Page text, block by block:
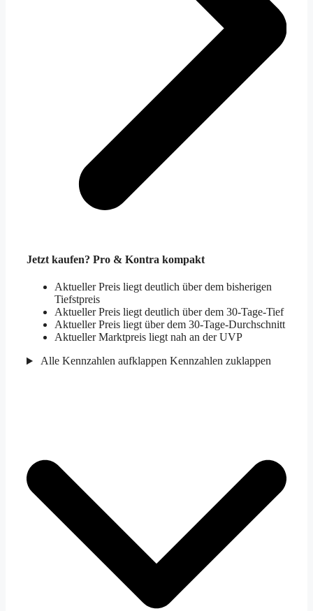
Jetzt kaufen? Pro & Kontra kompakt
Aktueller Preis liegt deutlich über dem bisherigen
Tiefstpreis
Aktueller Preis liegt deutlich über dem 30-Tage-Tief
Aktueller Preis liegt über dem 30-Tage-Durchschnitt
Aktueller Marktpreis liegt nah an der UVP
Alle Kennzahlen aufklappen Kennzahlen zuklappen